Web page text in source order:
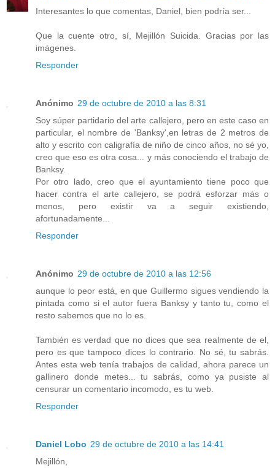
Interesantes lo que comentas, Daniel, bien podría ser...
Que la cuente otro, sí, Mejillón Suicida. Gracias por las
imágenes.
Responder
Anónimo 29 de octubre de 2010 a las 8:31
Soy súper partidario del arte callejero, pero en este caso en
particular, el nombre de 'Banksy',en letras de 2 metros de
alto y escrito con caligrafía de niño de cinco años, no sé yo,
creo que eso es otra cosa... y más conociendo el trabajo de
Banksy.
Por otro lado, creo que el ayuntamiento tiene poco que
hacer contra el arte callejero, se podrá esforzar más o
menos, pero existir va a seguir existiendo,
afortunadamente...
Responder
Anónimo 29 de octubre de 2010 a las 12:56
aunque lo peor está, en que Guillermo sigues vendiendo la
pintada como si el autor fuera Banksy y tanto tu, como el
resto sabemos que no lo es.
También es verdad que no dices que sea realmente de el,
pero es que tampoco dices lo contrario. No sé, tu sabrás.
Antes esta web tenía trabajos de calidad, ahora parece un
gallinero donde metes... tu sabrás, como ya pusiste al
censurar un comentario incomodo, es tu web.
Responder
Daniel Lobo 29 de octubre de 2010 a las 14:41
Mejillón,